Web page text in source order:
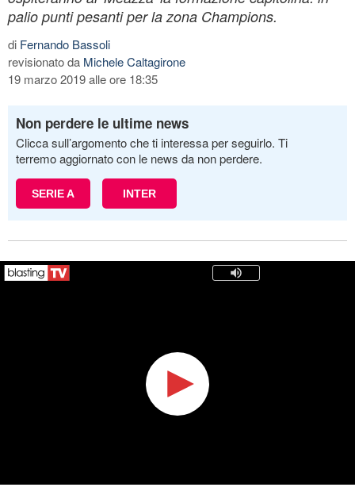
palio punti pesanti per la zona Champions.
di Fernando Bassoli
revisionato da Michele Caltagirone
19 marzo 2019 alle ore 18:35
Non perdere le ultime news
Clicca sull’argomento che ti interessa per seguirlo. Ti
terremo aggiornato con le news da non perdere.
SERIE A INTER